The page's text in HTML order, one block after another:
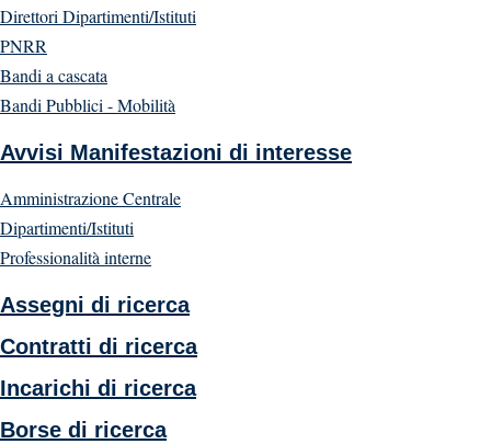
Direttori Dipartimenti/Istituti
PNRR
Bandi a cascata
Bandi Pubblici - Mobilità
Avvisi Manifestazioni di interesse
Amministrazione Centrale
Dipartimenti/Istituti
Professionalità interne
Assegni di ricerca
Contratti di ricerca
Incarichi di ricerca
Borse di ricerca